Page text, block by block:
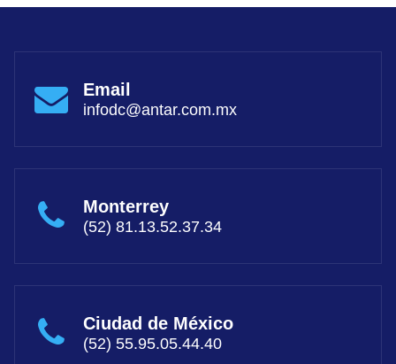
Email
infodc@antar.com.mx
Monterrey
(52) 81.13.52.37.34
Ciudad de México
(52) 55.95.05.44.40